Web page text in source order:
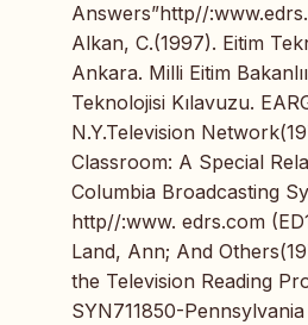
Answers”http//
Alkan, C.(1997). Eitim
Ankara. Milli Eitim
Teknolojisi Kılavuzu.
N.Y.Television
Classroom: A Special
Columbia Broadcasting
http//:www. edrs.com
Land, Ann; And
the Television Reading
SYN711850-